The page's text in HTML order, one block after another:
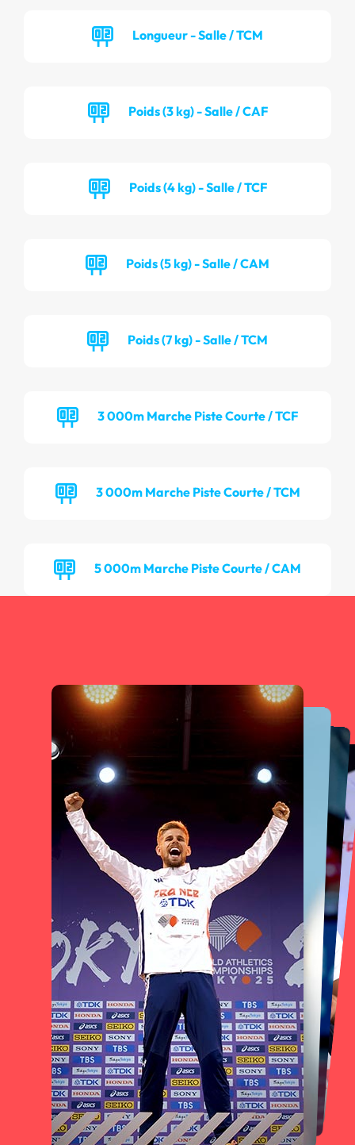
Longueur - Salle / TCM
Poids (3 kg) - Salle / CAF
Poids (4 kg) - Salle / TCF
Poids (5 kg) - Salle / CAM
Poids (7 kg) - Salle / TCM
3 000m Marche Piste Courte / TCF
3 000m Marche Piste Courte / TCM
5 000m Marche Piste Courte / CAM